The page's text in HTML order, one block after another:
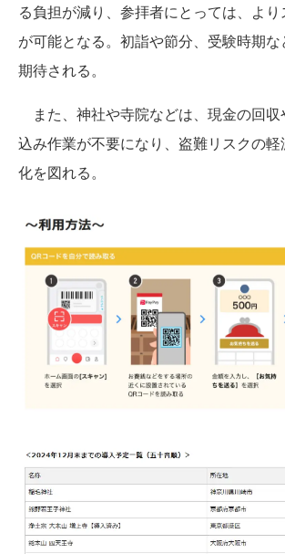
る負担が減り、参拝者にとっては、よ
が可能となる。初詣や節分、受験時期
期待される。
また、神社や寺院などは、現金の回収
込み作業が不要になり、盗難リスクの
化を図れる。